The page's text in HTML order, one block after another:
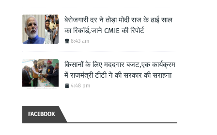
बेरोजगारी दर ने तोड़ा मोदी राज के ढाई साल
का रिकॉर्ड,जाने CMIE की रिपोर्ट
8:43 am
किसानों के लिए मददगार बजट,एक कार्यक्रम
में राजमंत्री टीटी ने की सरकार की सराहना
4:48 pm
FACEBOOK